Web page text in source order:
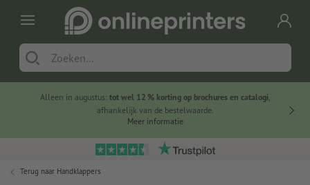
Alleen in augustus: tot wel 12 % korting op brochures en catalogi,
afhankelijk van de bestelwaarde.
Meer informatie
Terug naar Handklappers